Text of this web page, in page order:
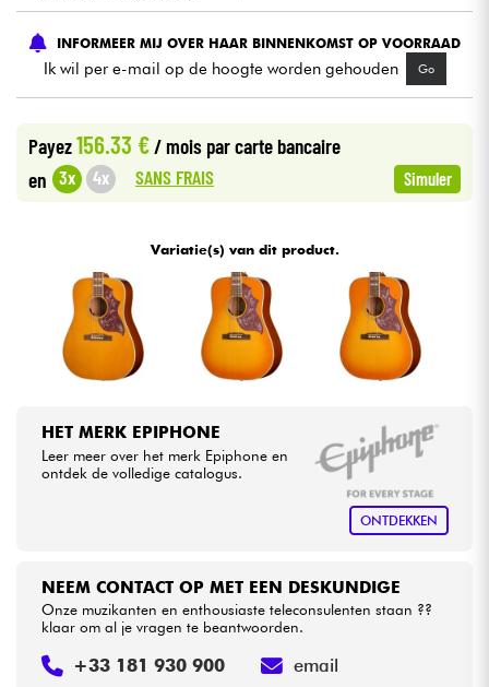
Kinderen
Kabels & toebehoren
Sets
INFORMEER MIJ OVER HAAR BINNENKOMST OP VOORRAAD
Ik wil per e-mail op de hoogte worden gehouden Go
Payez156.33 €/ mois par carte bancaire
en 3x 4x SANS FRAIS Simuler
Variatie(s) van dit product.
HET MERK EPIPHONE
Leer meer over het merk Epiphone en
ontdek de volledige catalogus.
ONTDEKKEN
NEEM CONTACT OP MET EEN DESKUNDIGE
Onze muzikanten en enthousiaste teleconsulenten staan ??
klaar om al je vragen te beantwoorden.
+33 181 930 900 email